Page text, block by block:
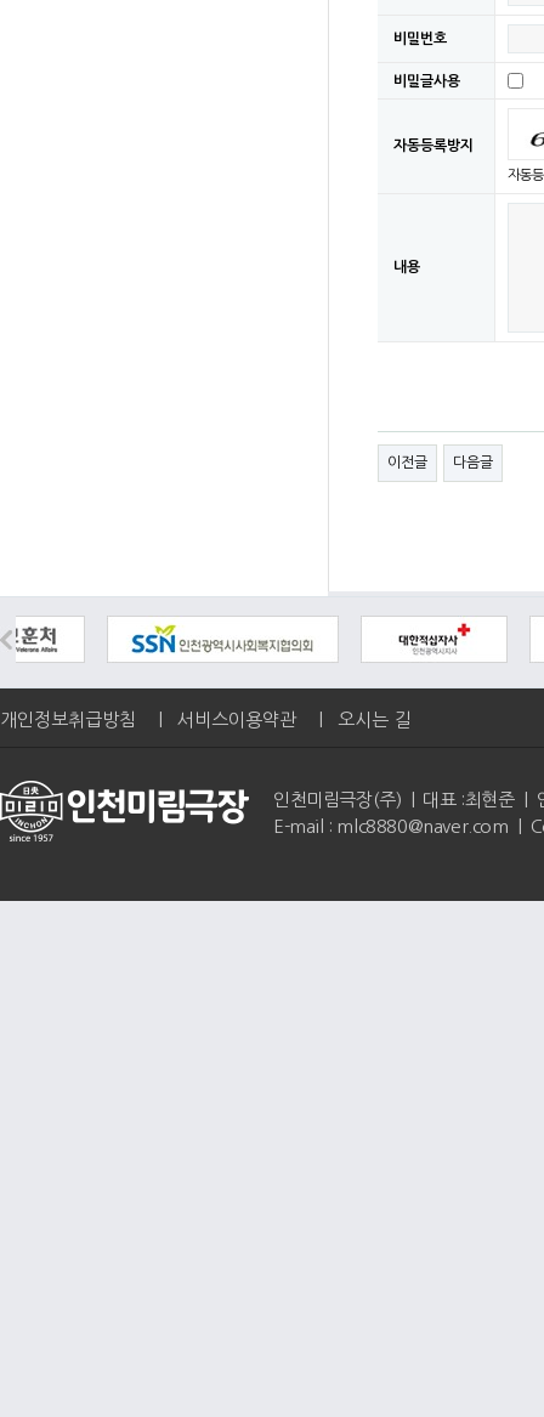
비밀번호
비밀글사용
자동등록방지
자동
내용
이전글 다음글
개인정보취급방침 서비스이용약관 오시는 길
인천미림극장(주) | 대표 :최현준 |
E-mail : mlc8880@naver.com |